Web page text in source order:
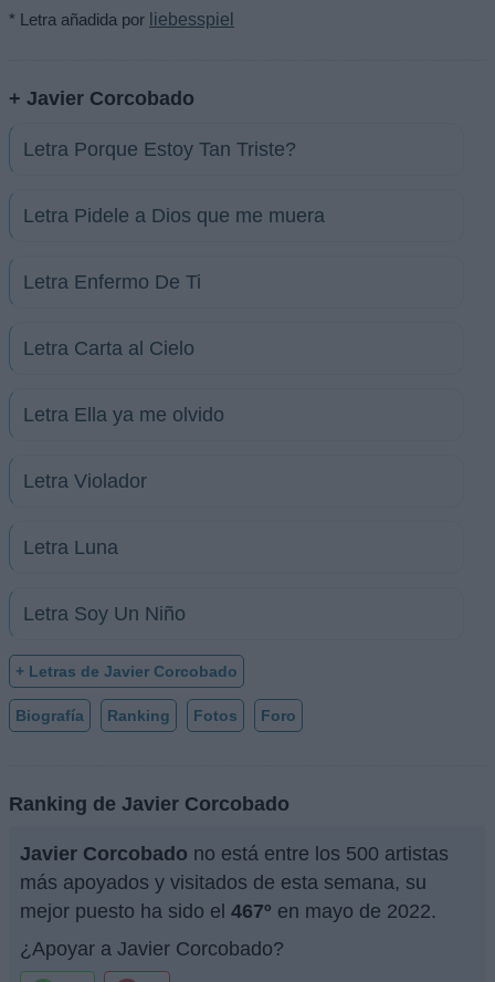
* Letra añadida por liebesspiel
+ Javier Corcobado
Letra Porque Estoy Tan Triste?
Letra Pidele a Dios que me muera
Letra Enfermo De Ti
Letra Carta al Cielo
Letra Ella ya me olvido
Letra Violador
Letra Luna
Letra Soy Un Niño
+ Letras de Javier Corcobado
Biografía Ranking Fotos Foro
Ranking de Javier Corcobado
Javier Corcobado no está entre los 500 artistas
más apoyados y visitados de esta semana, su
mejor puesto ha sido el 467º en mayo de 2022.
¿Apoyar a Javier Corcobado?